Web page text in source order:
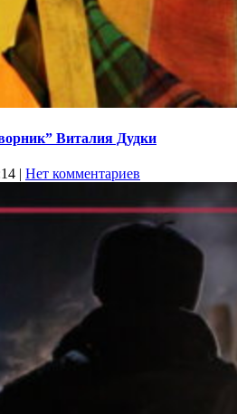
Виталия Дудки
| Нет комментариев